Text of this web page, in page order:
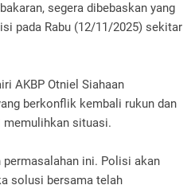
segera dibebaskan yang
pada Rabu (12/11/2025) sekitar
AKBP Otniel Siahaan
berkonflik kembali rukun dan
situasi.
ini. Polisi akan
solusi bersama telah